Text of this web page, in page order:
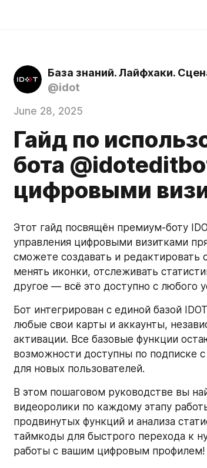
База знаний. Лайфхаки.
@idot
June 28, 2025
Гайд по
бота
цифровыми
Этот гайд посвящён премиум-боту
управления цифровыми визитками
сможете создавать и редактировать
менять иконки, отслеживать
другое — всё это доступно с любого
Бот интегрирован с единой базой
любые свои карты и аккаунты,
активации. Все базовые функции
возможности доступны по подписке
для новых пользователей.
В этом пошаговом руководстве вы
видеоролики по каждому этапу
продвинутых функций и анализа
таймкоды для быстрого перехода к
работы с вашим цифровым профилем!